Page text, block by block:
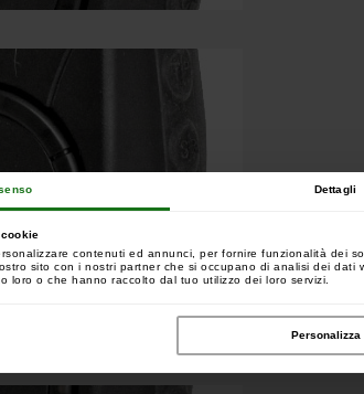
Dettagli
contenuti ed annunci, per fornire funzionalità dei
sito con i nostri partner che si occupano di analisi dei
loro o che hanno raccolto dal tuo utilizzo dei loro servizi.
Personalizza